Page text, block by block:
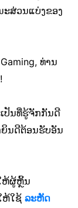
ສ່ວນແບ່ງຂອງ
Gaming, ທ່ານ
ປັນທີ່ຮູ້ຈັກກັນດີ
ຍິນດີຕ້ອນຮັບອັນ
ຫ້ຜູ້ຫຼິ້ນ
ຫ້ໃຊ້ ລະຫັດ